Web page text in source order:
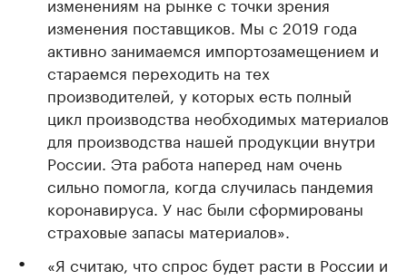
изменения поставщиков. Мы с 2019 года
активно занимаемся импортозамещением и
стараемся переходить на тех
производителей, у которых есть полный
цикл производства необходимых материалов
для производства нашей продукции внутри
России. Эта работа наперед нам очень
сильно помогла, когда случилась пандемия
коронавируса. У нас были сформированы
страховые запасы материалов».
«Я считаю, что спрос будет расти в России и